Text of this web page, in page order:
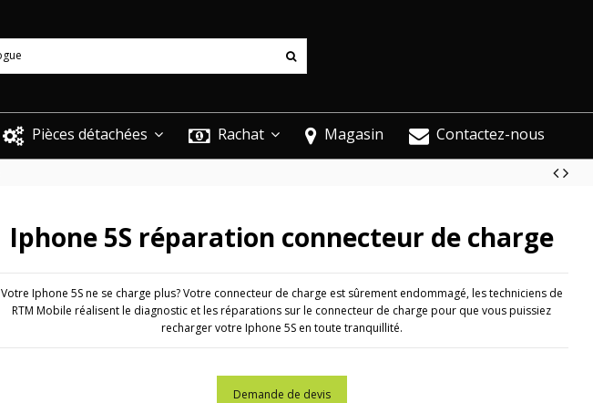
Pièces détachées Rachat Magasin Contactez-nous
Iphone 5S réparation connecteur de charge
Votre Iphone 5S ne se charge plus? Votre connecteur de charge est sûrement endommagé, les techniciens de
RTM Mobile réalisent le diagnostic et les réparations sur le connecteur de charge pour que vous puissiez
recharger votre Iphone 5S en toute tranquillité.
Demande de devis